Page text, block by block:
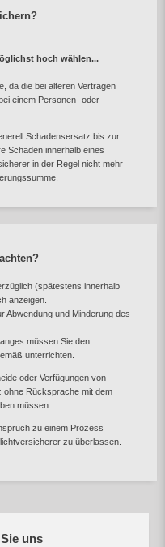
uns
hoch wählen...
da die bei älteren Verträgen
einem Personen- oder
Schadensersatz bis zur
Schäden innerhalb eines
in der Regel nicht mehr
(spätestens innerhalb
anzeigen.
Abwendung und Minderung des
müssen Sie den
unterrichten.
oder Verfügungen von
ohne Rücksprache mit dem
müssen.
zu einem Prozess
zu überlassen.